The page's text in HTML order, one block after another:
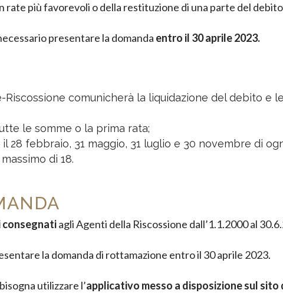
rate più favorevoli o della restituzione di una parte del
presentare la domanda entro il 30 aprile 2023.
Riscossione comunicherà la liquidazione del debito e
le somme o la prima rata;
28 febbraio, 31 maggio, 31 luglio e 30 novembre di
di 18.
consegnatiagli Agenti della Riscossione dall’1.1.2000 al
la domanda di rottamazione entro il 30 aprile 2023.
utilizzare l’applicativo messo a disposizione sul sito